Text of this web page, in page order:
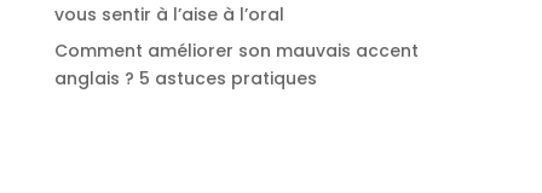
vous sentir à l’aise à l’oral
Comment améliorer son mauvais accent
anglais ? 5 astuces pratiques